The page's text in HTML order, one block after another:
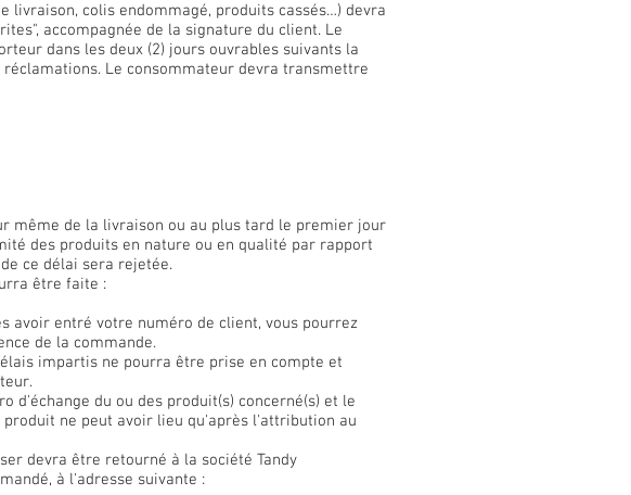
livraison, colis endommagé, produits cassés…) devra
accompagnée de la signature du client. Le
dans les deux (2) jours ouvrables suivants la
Le consommateur devra transmettre
même de la livraison ou au plus tard le premier jour
des produits en nature ou en qualité par rapport
ce délai sera rejetée.
être faite :
avoir entré votre numéro de client, vous pourrez
de la commande.
impartis ne pourra être prise en compte et
d'échange du ou des produit(s) concerné(s) et le
ne peut avoir lieu qu'après l'attribution au
devra être retourné à la société Tandy
à l'adresse suivante :